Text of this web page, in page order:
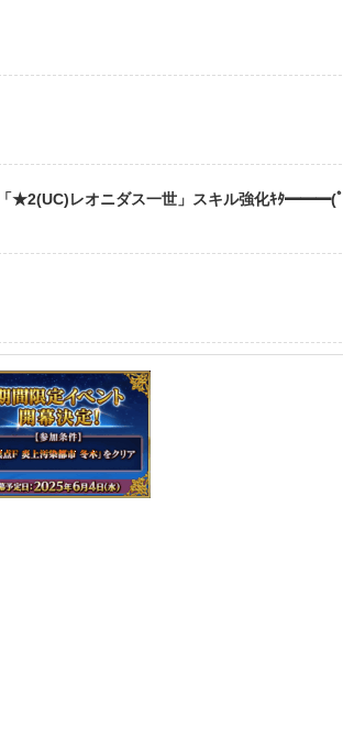
★2(UC)レオニダス一世」スキル強化ｷﾀ━━━(ﾟ